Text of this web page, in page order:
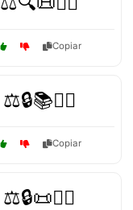
Copiar
⚖️🔒📚👨‍⚖️
Copiar
⚖️🔒📜👨‍⚖️